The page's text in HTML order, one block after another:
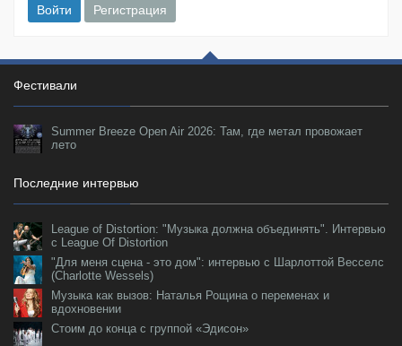
Войти Регистрация
Фестивали
Summer Breeze Open Air 2026: Там, где метал провожает
лето
Последние интервью
League of Distortion: "Музыка должна объединять". Интервью
с League Of Distortion
"Для меня сцена - это дом": интервью с Шарлоттой Весселс
(Charlotte Wessels)
Музыка как вызов: Наталья Рощина о переменах и
вдохновении
Стоим до конца с группой «Эдисон»